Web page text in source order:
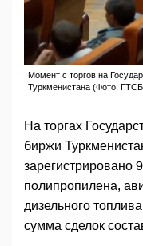
Момент с торгов на
Туркменистана (Фото:
На торгах
биржи
зарегистрировано
полипропилена,
дизельного
сумма сделок